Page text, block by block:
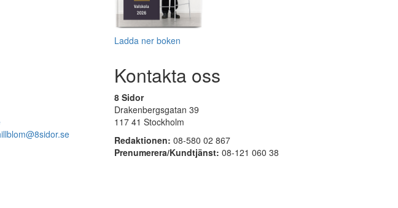
Ladda ner boken
Kontakta oss
8 Sidor
Drakenbergsgatan 39
117 41 Stockholm
Redaktionen: 08-580 02 867
Prenumerera/Kundtjänst: 08-121 060 38